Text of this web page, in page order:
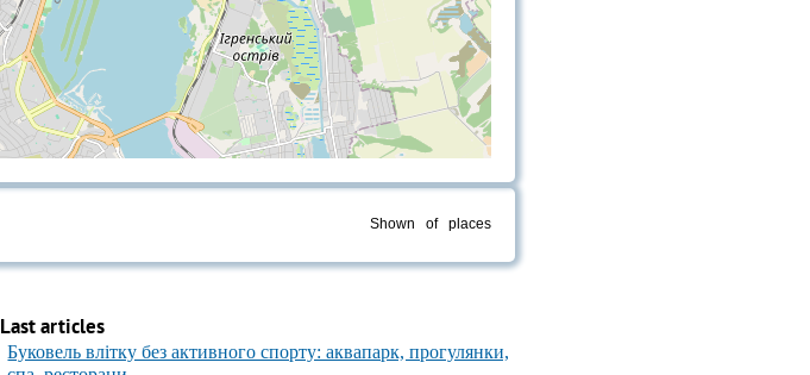
Shown of places
Last articles
Буковель влітку без активного спорту: аквапарк, прогулянки,
спа, ресторани